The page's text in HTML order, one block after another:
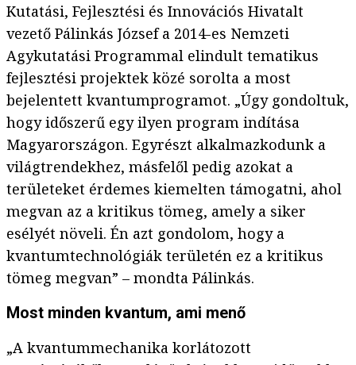
Kutatási, Fejlesztési és Innovációs Hivatalt
vezető Pálinkás József a 2014-es Nemzeti
Agykutatási Programmal elindult tematikus
fejlesztési projektek közé sorolta a most
bejelentett kvantumprogramot. „Úgy gondoltuk,
hogy időszerű egy ilyen program indítása
Magyarországon. Egyrészt alkalmazkodunk a
világtrendekhez, másfelől pedig azokat a
területeket érdemes kiemelten támogatni, ahol
megvan az a kritikus tömeg, amely a siker
esélyét növeli. Én azt gondolom, hogy a
kvantumtechnológiák területén ez a kritikus
tömeg megvan” – mondta Pálinkás.
Most minden kvantum, ami menő
„A kvantummechanika korlátozott